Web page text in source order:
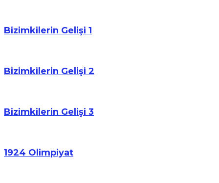
Bizimkilerin Gelişi 1
Bizimkilerin Gelişi 2
Bizimkilerin Gelişi 3
1924 Olimpiyat